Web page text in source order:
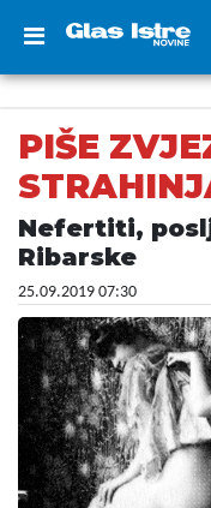
PIŠE
Nefertiti,
Ribarske
25.09.2019 07:30